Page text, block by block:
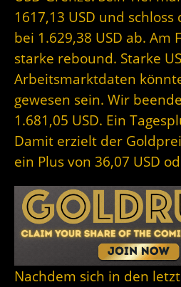
1617,13 USD und
bei 1.629,38 USD ab. Am
starke rebound. Starke
Arbeitsmarktdaten
gewesen sein. Wir
1.681,05 USD. Ein
Damit erzielt der
ein Plus von 36,07 USD
Nachdem sich in den